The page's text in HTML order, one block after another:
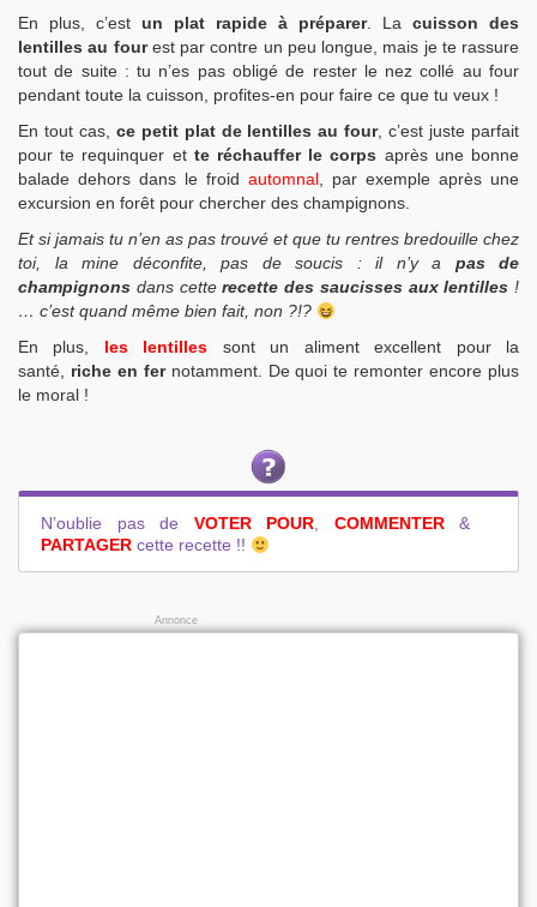
En plus, c’est un plat rapide à préparer. La cuisson des
lentilles au fourest par contre un peu longue, mais je te rassure
tout de suite : tu n’es pas obligé de rester le nez collé au four
pendant toute la cuisson, profites-en pour faire ce que tu veux !
En tout cas, ce petit plat de lentilles au four, c’est juste parfait
pour te requinquer et te réchauffer le corps après une bonne
balade dehors dans le froid automnal, par exemple après une
excursion en forêt pour chercher des champignons.
Et si jamais tu n’en as pas trouvé et que tu rentres bredouille chez
toi, la mine déconfite, pas de soucis : il n’y a pas de
champignons dans cetterecette des saucisses aux lentilles !
… c’est quand même bien fait, non ?!?
En plus, les lentilles sont un aliment excellent pour la
santé, riche en fernotamment. De quoi te remonter encore plus
le moral !
N’oublie pas de VOTER POUR, COMMENTER&
PARTAGER cette recette !!